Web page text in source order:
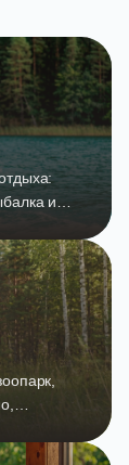
и